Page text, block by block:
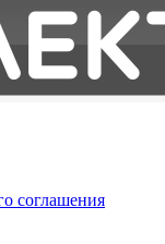
соглашения